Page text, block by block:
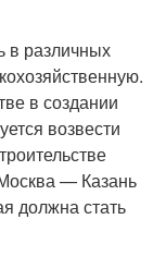
в различных
в создании
возвести
— Казань
должна стать